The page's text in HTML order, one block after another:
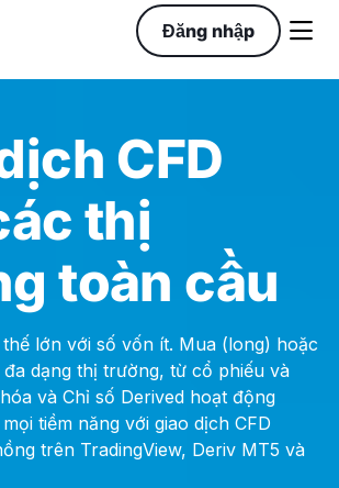
Đăng nhập 
CFD
thị
toàn cầu
lớn với số vốn ít. Mua (long) hoặc
dạng thị trường, từ cổ phiếu và
và Chỉ số Derived hoạt động
tiềm năng với giao dịch CFD
trên TradingView, Deriv MT5 và